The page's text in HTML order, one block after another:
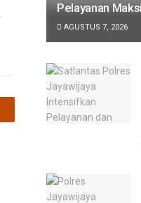
Pelayanan
AGUSTUS 7, 2026